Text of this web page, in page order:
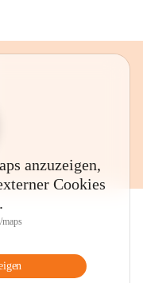
anzuzeigen,
Cookies